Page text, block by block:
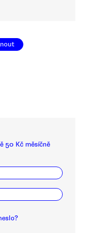
50 Kč měsíčně